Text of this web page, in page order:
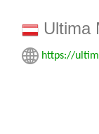
Ultima
https://